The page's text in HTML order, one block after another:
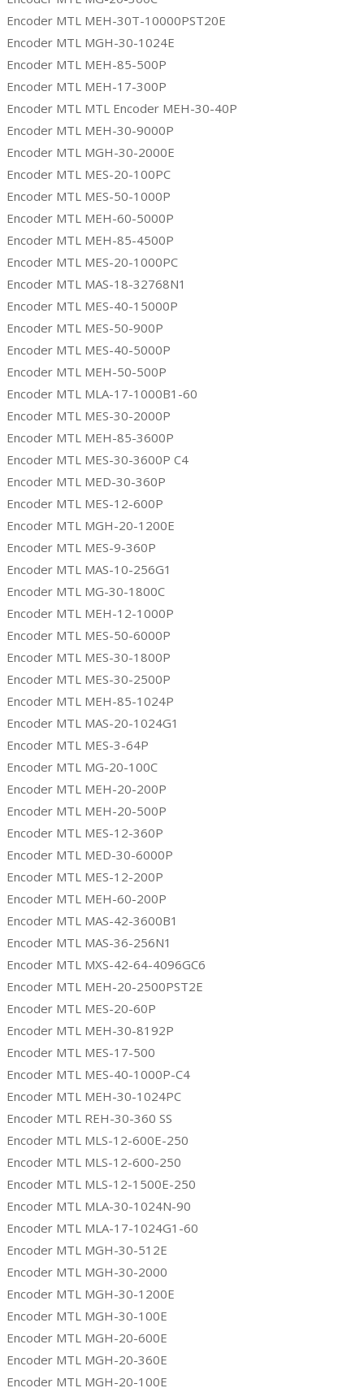
Encoder MTL MEH-30T-10000PST20E
Encoder MTL MGH-30-1024E
Encoder MTL MEH-85-500P
Encoder MTL MEH-17-300P
Encoder MTL MTL Encoder MEH-30-40P
Encoder MTL MEH-30-9000P
Encoder MTL MGH-30-2000E
Encoder MTL MES-20-100PC
Encoder MTL MES-50-1000P
Encoder MTL MEH-60-5000P
Encoder MTL MEH-85-4500P
Encoder MTL MES-20-1000PC
Encoder MTL MAS-18-32768N1
Encoder MTL MES-40-15000P
Encoder MTL MES-50-900P
Encoder MTL MES-40-5000P
Encoder MTL MEH-50-500P
Encoder MTL MLA-17-1000B1-60
Encoder MTL MES-30-2000P
Encoder MTL MEH-85-3600P
Encoder MTL MES-30-3600P C4
Encoder MTL MED-30-360P
Encoder MTL MES-12-600P
Encoder MTL MGH-20-1200E
Encoder MTL MES-9-360P
Encoder MTL MAS-10-256G1
Encoder MTL MG-30-1800C
Encoder MTL MEH-12-1000P
Encoder MTL MES-50-6000P
Encoder MTL MES-30-1800P
Encoder MTL MES-30-2500P
Encoder MTL MEH-85-1024P
Encoder MTL MAS-20-1024G1
Encoder MTL MES-3-64P
Encoder MTL MG-20-100C
Encoder MTL MEH-20-200P
Encoder MTL MEH-20-500P
Encoder MTL MES-12-360P
Encoder MTL MED-30-6000P
Encoder MTL MES-12-200P
Encoder MTL MEH-60-200P
Encoder MTL MAS-42-3600B1
Encoder MTL MAS-36-256N1
Encoder MTL MXS-42-64-4096GC6
Encoder MTL MEH-20-2500PST2E
Encoder MTL MES-20-60P
Encoder MTL MEH-30-8192P
Encoder MTL MES-17-500
Encoder MTL MES-40-1000P-C4
Encoder MTL MEH-30-1024PC
Encoder MTL REH-30-360 SS
Encoder MTL MLS-12-600E-250
Encoder MTL MLS-12-600-250
Encoder MTL MLS-12-1500E-250
Encoder MTL MLA-30-1024N-90
Encoder MTL MLA-17-1024G1-60
Encoder MTL MGH-30-512E
Encoder MTL MGH-30-2000
Encoder MTL MGH-30-1200E
Encoder MTL MGH-30-100E
Encoder MTL MGH-20-600E
Encoder MTL MGH-20-360E
Encoder MTL MGH-20-100E